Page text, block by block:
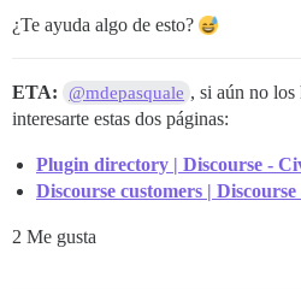
¿Te ayuda algo de esto?
ETA: @mdepasquale , si aún no los
interesarte estas dos páginas:
Plugin directory | Discourse -
Discourse customers |
2 Me gusta